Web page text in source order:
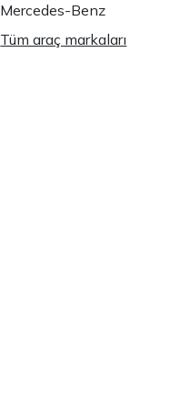
Mercedes-Benz
Tüm araç markaları